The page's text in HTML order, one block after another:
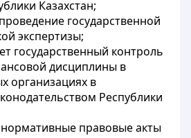
Казахстан;
государственной
экспертизы;
государственный контроль
дисциплины в
организациях в
Республики
нормативные правовые акты